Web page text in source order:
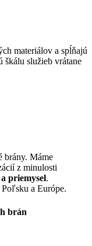
materiálov a spĺňajú
škálu služieb vrátane
brány. Máme
z minulosti
priemysel.
a Európe.
brán